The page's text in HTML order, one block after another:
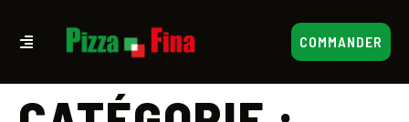
COMMANDER